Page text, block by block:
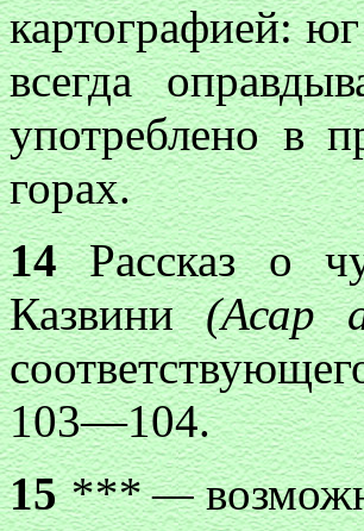
картографией:
всегда
употреблено в
горах.
14Рассказ о
Казвини(Асар
103—104.
15 *** —